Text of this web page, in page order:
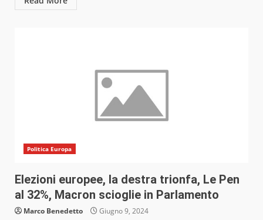
Politica Europa
Elezioni europee, la destra trionfa, Le Pen
al 32%, Macron scioglie in Parlamento
Marco Benedetto Giugno 9, 2024